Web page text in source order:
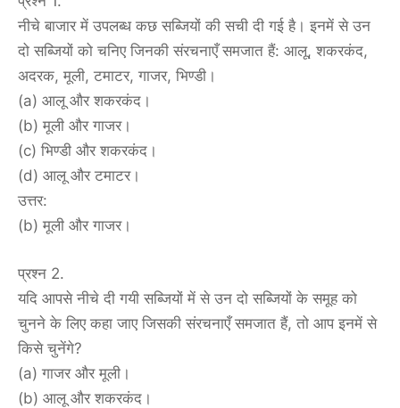
नीचे बाजार में उपलब्ध कछ सब्जियों की सची दी गई है। इनमें से उन
दो सब्जियों को चनिए जिनकी संरचनाएँ समजात हैं: आलू, शकरकंद,
अदरक, मूली, टमाटर, गाजर, भिण्डी।
(a) आलू और शकरकंद।
(b) मूली और गाजर।
(c) भिण्डी और शकरकंद।
(d) आलू और टमाटर।
उत्तर:
(b) मूली और गाजर।
प्रश्न 2.
यदि आपसे नीचे दी गयी सब्जियों में से उन दो सब्जियों के समूह को
चुनने के लिए कहा जाए जिसकी संरचनाएँ समजात हैं, तो आप इनमें से
किसे चुनेंगे?
(a) गाजर और मूली।
(b) आलू और शकरकंद।